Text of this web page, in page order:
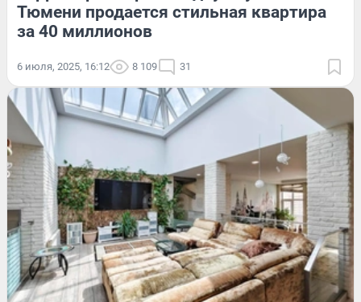
Тюмени продается стильная квартира
за 40 миллионов
6 июля, 2025, 16:12 8 109 31